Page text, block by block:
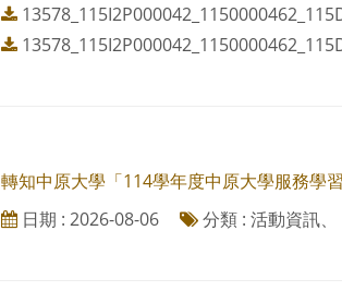
轉知中原大學「114學年度中原大學服務學習
日期 : 2026-08-06
分類 : 活動資訊、